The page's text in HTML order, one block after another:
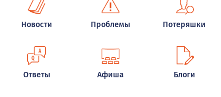
Новости Проблемы Потеряшки
Ответы Афиша Блоги